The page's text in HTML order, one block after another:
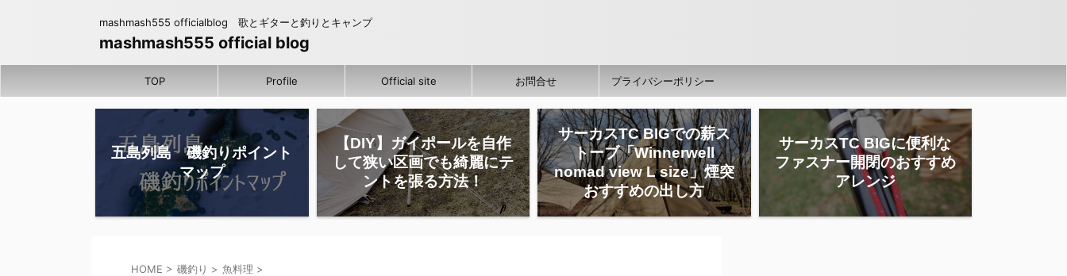
mashmash555 officialblog 歌とギターと釣りとキャンプ
mashmash555 official blog
TOP Profile Official site お問合せ プライバシーポリシー
五島列島 磯釣りポイント
マップ
【DIY】ガイポールを自作
して狭い区画でも綺麗にテ
ントを張る方法！
サーカスTC BIGでの薪ス
トーブ「Winnerwell
nomad view L size」煙突
おすすめの出し方
サーカスTC BIGに便利な
ファスナー開閉のおすすめ
アレンジ
HOME > 磯釣り > 魚料理 >